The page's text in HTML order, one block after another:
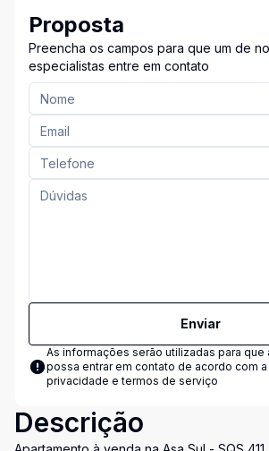
Proposta
Preencha os campos para que um de
especialistas entre em contato
Enviar
As informações serão utilizadas para que
possa entrar em contato de acordo com a
privacidade e termos de serviço
Descrição